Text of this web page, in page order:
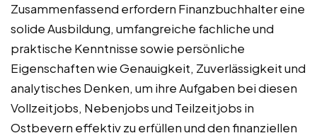
Zusammenfassend erfordern Finanzbuchhalter eine
solide Ausbildung, umfangreiche fachliche und
praktische Kenntnisse sowie persönliche
Eigenschaften wie Genauigkeit, Zuverlässigkeit und
analytisches Denken, um ihre Aufgaben bei diesen
Vollzeitjobs, Nebenjobs und Teilzeitjobs in
Ostbevern effektiv zu erfüllen und den finanziellen